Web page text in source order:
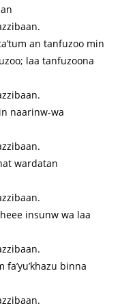
an tanfuzoo min
laa tanfuzoona
naarinw-wa
wardatan
insunw wa laa
binna